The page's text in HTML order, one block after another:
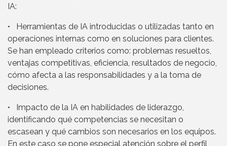
IA:
• Herramientas de IA introducidas o utilizadas tanto en
operaciones internas como en soluciones para clientes.
Se han empleado criterios como: problemas resueltos,
ventajas competitivas, eficiencia, resultados de negocio,
cómo afecta a las responsabilidades y a la toma de
decisiones.
• Impacto de la IA en habilidades de liderazgo,
identificando qué competencias se necesitan o
escasean y qué cambios son necesarios en los equipos.
En este caso se pone especial atención sobre el perfil